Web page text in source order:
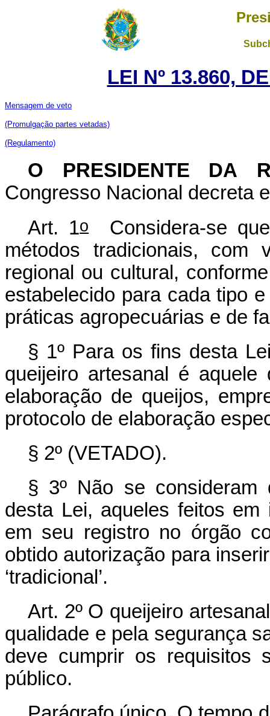
LEI Nº 13.860,
Mensagem de veto
(Promulgação partes vetadas)
(Regulamento)
O PRESIDENTE DA
Congresso Nacional decreta
Art. 1oConsidera-se
métodos tradicionais, com
regional ou cultural,
estabelecido para cada tipo
práticas agropecuárias e de
§ 1º Para os fins desta
queijeiro artesanal é
elaboração de queijos,
protocolo de elaboração
§ 2º (VETADO).
§ 3º Não se consideram
desta Lei, aqueles feitos
em seu registro no órgão
obtido autorização para
‘tradicional’.
Art. 2º O queijeiro
qualidade e pela segurança
deve cumprir os requisitos
público.